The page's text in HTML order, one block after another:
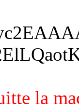
la